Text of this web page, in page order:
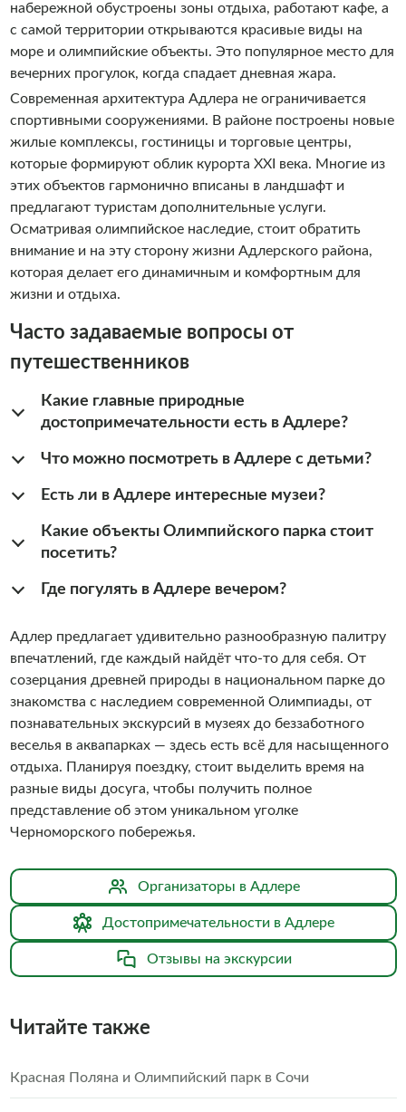
набережной обустроены зоны отдыха, работают кафе, а
с самой территории открываются красивые виды на
море и олимпийские объекты. Это популярное место для
вечерних прогулок, когда спадает дневная жара.
Современная архитектура Адлера не ограничивается
спортивными сооружениями. В районе построены новые
жилые комплексы, гостиницы и торговые центры,
которые формируют облик курорта XXI века. Многие из
этих объектов гармонично вписаны в ландшафт и
предлагают туристам дополнительные услуги.
Осматривая олимпийское наследие, стоит обратить
внимание и на эту сторону жизни Адлерского района,
которая делает его динамичным и комфортным для
жизни и отдыха.
Часто задаваемые вопросы от
путешественников
Какие главные природные
достопримечательности есть в Адлере?
Что можно посмотреть в Адлере с детьми?
Есть ли в Адлере интересные музеи?
Какие объекты Олимпийского парка стоит
посетить?
Где погулять в Адлере вечером?
Адлер предлагает удивительно разнообразную палитру
впечатлений, где каждый найдёт что-то для себя. От
созерцания древней природы в национальном парке до
знакомства с наследием современной Олимпиады, от
познавательных экскурсий в музеях до беззаботного
веселья в аквапарках — здесь есть всё для насыщенного
отдыха. Планируя поездку, стоит выделить время на
разные виды досуга, чтобы получить полное
представление об этом уникальном уголке
Черноморского побережья.
Организаторы в Адлере
Достопримечательности в Адлере
Отзывы на экскурсии
Читайте также
Красная Поляна и Олимпийский парк в Сочи